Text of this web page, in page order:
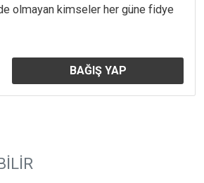
olmayan kimseler her güne fidye
BAĞIŞ YAP